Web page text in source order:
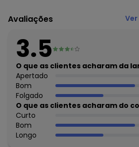
Decote Frente : Canoa
Fornecedor: MALWEE MALHAS LTDA /
Feito: Brasil
Cuidados para conservação do
máxima de lavagem 30C. Não
estampa.
Tecido: Malha Viscose Stretch
Composição: Viscose 85% Como
Histórico de preços
O preço apresentado abaixo é o
algum dia do mês, para o menor
Avaliações
3.5
O que as clientes acharam da
Apertado
Bom
Folgado
O que as clientes acharam do
Curto
Bom
Longo